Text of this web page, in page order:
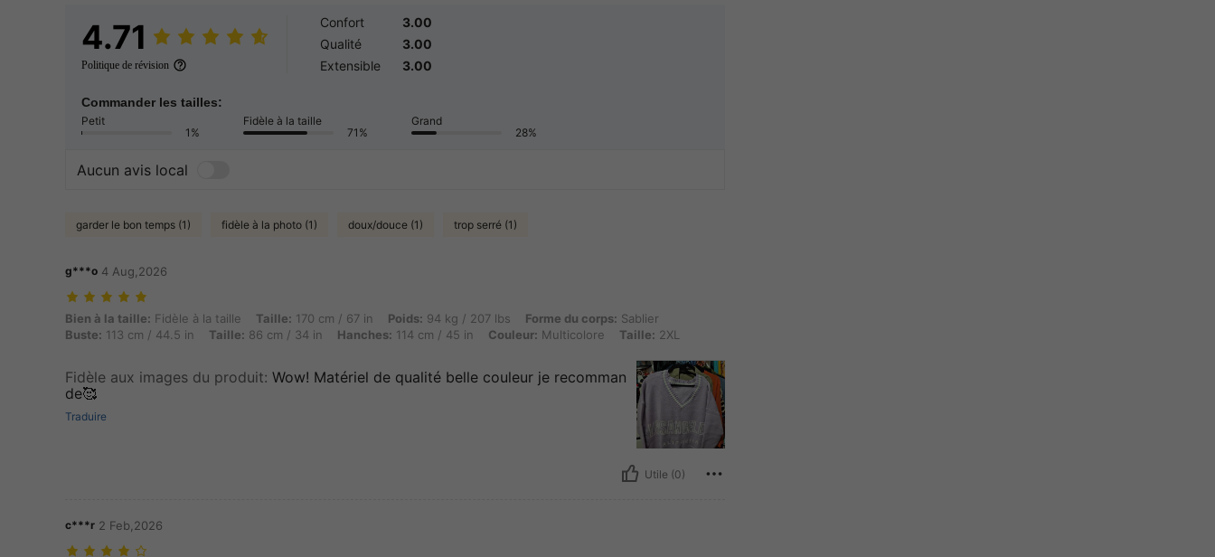
4.71
Politique de révision
Confort
3.00
Qualité
3.00
Extensible
3.00
Commander les tailles:
Petit
1%
Fidèle à la taille
71%
Grand
28%
Aucun avis local
garder le bon temps (1) fidèle à la photo (1) doux/douce (1) trop serré (1)
g***o 4 Aug,2026
Bien à la taille: Fidèle à la taille, Taille: 170 cm / 67 in, Poids: 94 kg / 207 lbs, Forme du corps: Sablier, Buste: 113 cm / 44.5 in, Taille: 86 cm / 34 in, Hanches: 114 cm / 45 in, Couleur: Multicolore, Taille: 2XL
Bien à la taille: Fidèle à la taille Taille: 170 cm / 67 in Poids: 94 kg / 207 lbs Forme du corps: Sablier
Buste: 113 cm / 44.5 in Taille: 86 cm / 34 in Hanches: 114 cm / 45 in Couleur: Multicolore Taille: 2XL
Fidèle aux images du produit: Wow! Matériel de qualité belle couleur je recomman
de🥰
Traduire
Utile (0)
c***r 2 Feb,2026